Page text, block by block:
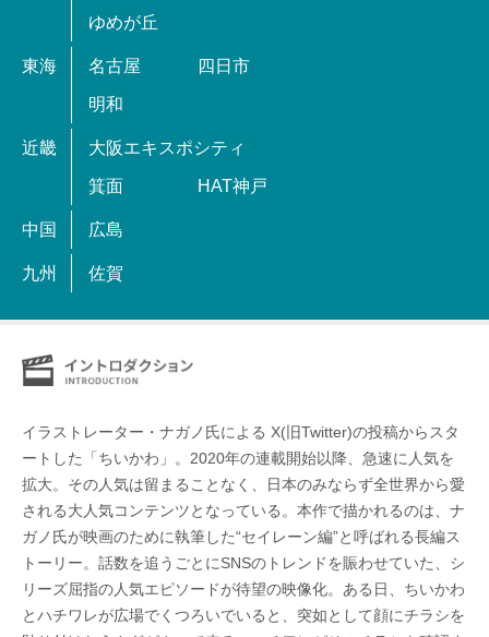
ゆめが丘
東海 名古屋 四日市
明和
近畿 大阪エキスポシティ
箕面 HAT神戸
中国 広島
九州 佐賀
イラストレーター・ナガノ氏による X(旧Twitter)の投稿からスタ
ートした「ちいかわ」。2020年の連載開始以降、急速に人気を
拡大。その人気は留まることなく、日本のみならず全世界から愛
される大人気コンテンツとなっている。本作で描かれるのは、ナ
ガノ氏が映画のために執筆した“セイレーン編”と呼ばれる長編ス
トーリー。話数を追うごとにSNSのトレンドを賑わせていた、シ
リーズ屈指の人気エピソードが待望の映像化。ある日、ちいかわ
とハチワレが広場でくつろいでいると、突如として顔にチラシを